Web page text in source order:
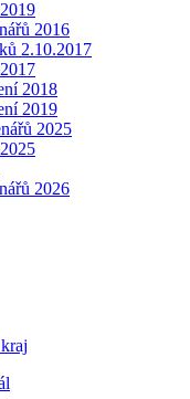
2016
2.10.2017
2018
2019
2025
2026